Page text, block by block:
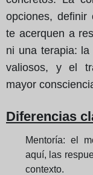
opciones, definir
te acerquen a
ni una terapia:
valiosos, y el
mayor
Diferencias
Mentoría: el
aquí, las
contexto.